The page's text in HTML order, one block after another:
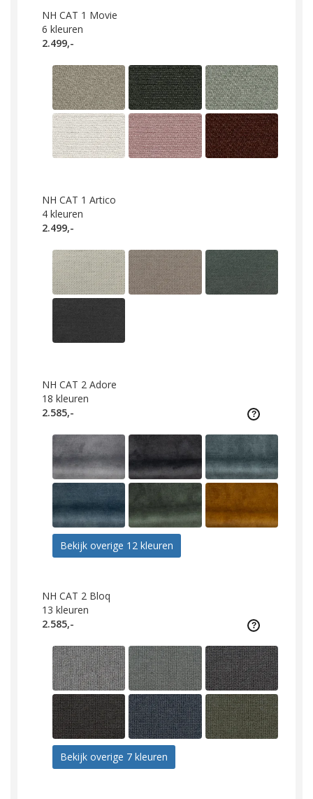
NH CAT 1 Movie
6 kleuren
2.499,-
NH CAT 1 Artico
4 kleuren
2.499,-
NH CAT 2 Adore
18 kleuren
2.585,-
Bekijk overige 12 kleuren
NH CAT 2 Bloq
13 kleuren
2.585,-
Bekijk overige 7 kleuren